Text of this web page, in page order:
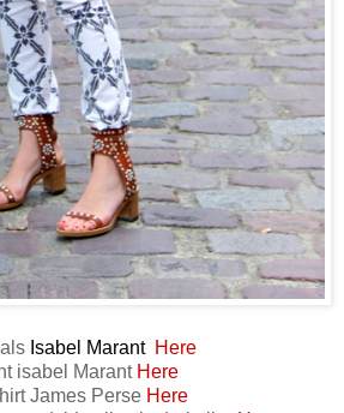
Isabel Marant Here
isabel Marant Here
James Perse Here